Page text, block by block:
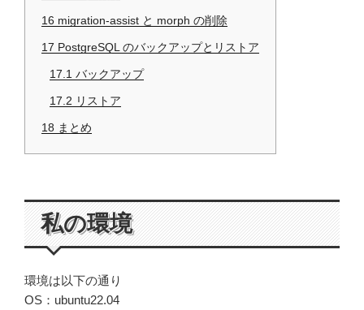
16 migration-assist と morph の削除
17 PostgreSQL のバックアップとリストア
17.1 バックアップ
17.2 リストア
18 まとめ
私の環境
環境は以下の通り
OS：ubuntu22.04